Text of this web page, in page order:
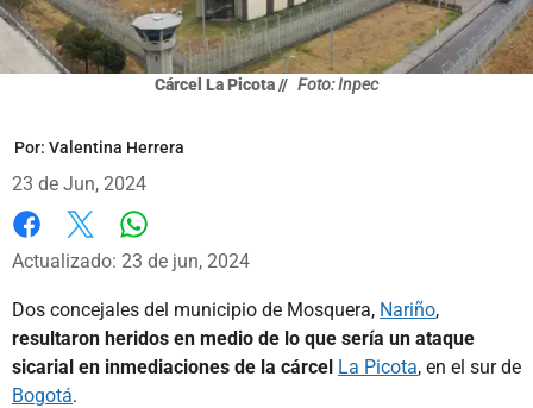
Cárcel La Picota // Foto: Inpec
Por: Valentina Herrera
23 de Jun, 2024
Facebook
X
Actualizado: 23 de jun, 2024
Dos concejales del municipio de Mosquera, Nariño,
resultaron heridos en medio de lo que sería un ataque
sicarial en inmediaciones de la cárcel La Picota, en el sur de
Bogotá.